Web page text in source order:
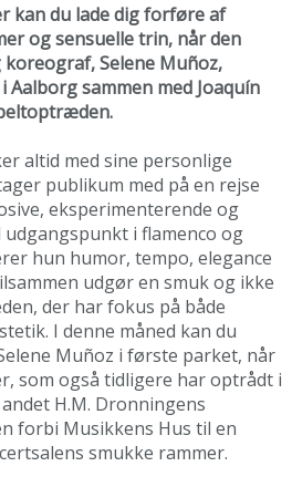
kan du lade dig forføre af
og sensuelle trin, når den
Selene Muñoz,
sammen med Joaquín
altid med sine personlige
publikum med på en rejse
eksperimenterende og
i flamenco og
hun humor, tempo, elegance
udgør en smuk og ikke
der har fokus på både
I denne måned kan du
Muñoz i første parket, når
som også tidligere har optrådt i
H.M. Dronningens
forbi Musikkens Hus til en
smukke rammer.